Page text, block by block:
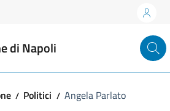
di Napoli
Politici Angela Parlato